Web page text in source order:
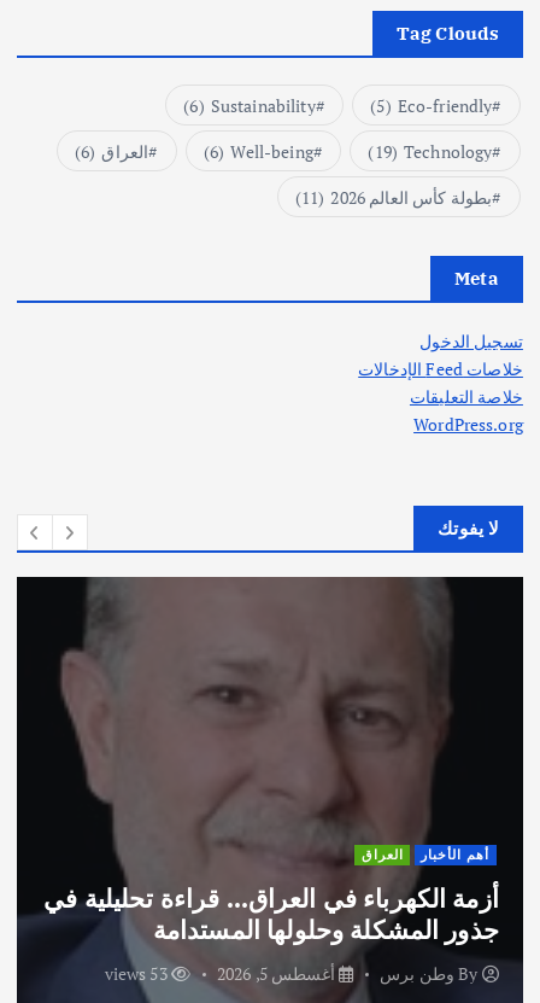
Tag Clouds
Eco-friendly
(5)
Sustainability
(6)
Technology
(19)
Well-being
(6) العراق (6)
بطولة كأس العالم 2026
(11)
Meta
تسجيل الدخول
خلاصات Feed الإدخالات
خلاصة التعليقات
WordPress.org
لا يفوتك
أهم الأخبار العراق
أزمة الكهرباء في العراق… قراءة تحليلية في
جذور المشكلة وحلولها المستدامة
وطن برس أغسطس 5, 2026 53 views